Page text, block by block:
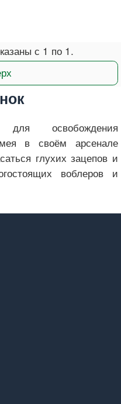
с 1 по 1 .
для освобождения
в своём арсенале
глухих зацепов и
воблеров и